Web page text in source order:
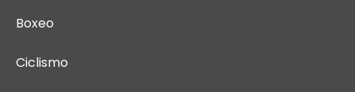
Boxeo
Ciclismo